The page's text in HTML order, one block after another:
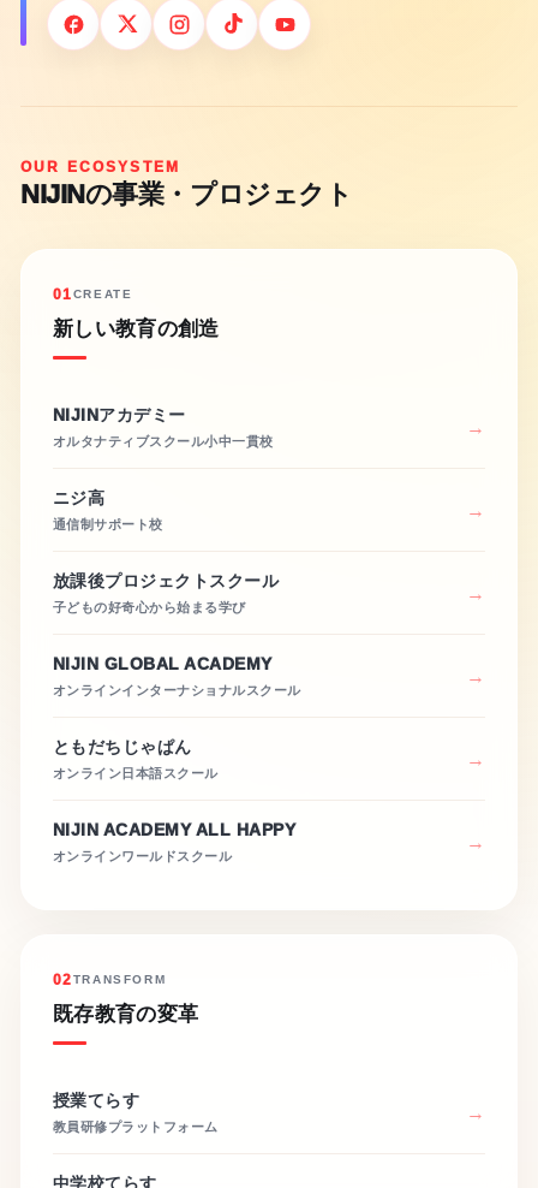
OUR ECOSYSTEM
NIJINの事業・プロジェクト
01CREATE
新しい教育の創造
NIJINアカデミー
オルタナティブスクール小中一貫校
ニジ高
通信制サポート校
放課後プロジェクトスクール
子どもの好奇心から始まる学び
NIJIN GLOBAL ACADEMY
オンラインインターナショナルスクール
ともだちじゃぱん
オンライン日本語スクール
NIJIN ACADEMY ALL HAPPY
オンラインワールドスクール
02TRANSFORM
既存教育の変革
授業てらす
教員研修プラットフォーム
中学校てらす